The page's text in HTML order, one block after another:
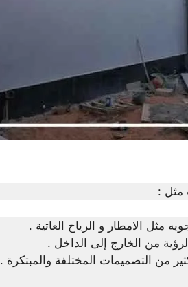
مثل :
مثل الامطار و الرياح العاتية .
من الخارج إلى الداخل .
من التصميمات المختلفة والمبتكرة .